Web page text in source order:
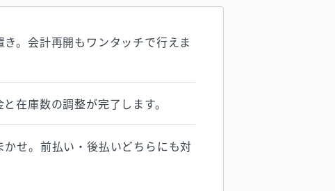
。会計再開もワンタッチで行えま
在庫数の調整が完了します。
せ。前払い・後払いどちらにも対